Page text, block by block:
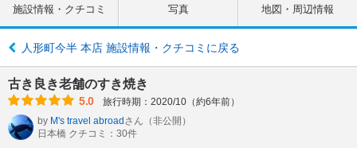
施設情報・クチコミ 写真 地図・周辺情報
人形町今半 本店 施設情報・クチコミに戻る
古き良き老舗のすき焼き
5.0
旅行時期：2020/10（約6年前）
by M's travel abroad さん （非公開）
日本橋 クチコミ：30件